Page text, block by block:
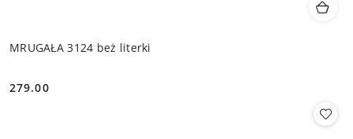
MRUGAŁA 3124 beż literki
Cena:
279.00